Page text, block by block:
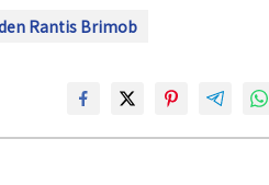
Rantis Brimob